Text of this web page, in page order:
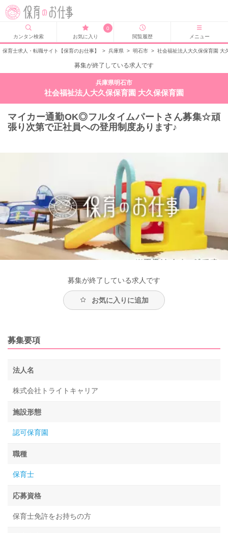
カンタン検索
0
お気に入り
閲覧履歴 メニュー
保育士求人・転職サイト【保育のお仕事】 > 兵庫県 > 明石市 > 社会福祉法人大久保保育園 大
募集が終了している求人です
兵庫県明石市
社会福祉法人大久保保育園 大久保保育園
マイカー通勤OK◎フルタイムパートさん募集☆頑
張り次第で正社員への登用制度あります♪
募集が終了している求人です
お気に入りに追加
募集要項
法人名
株式会社トライトキャリア
施設形態
認可保育園
職種
保育士
応募資格
保育士免許をお持ちの方